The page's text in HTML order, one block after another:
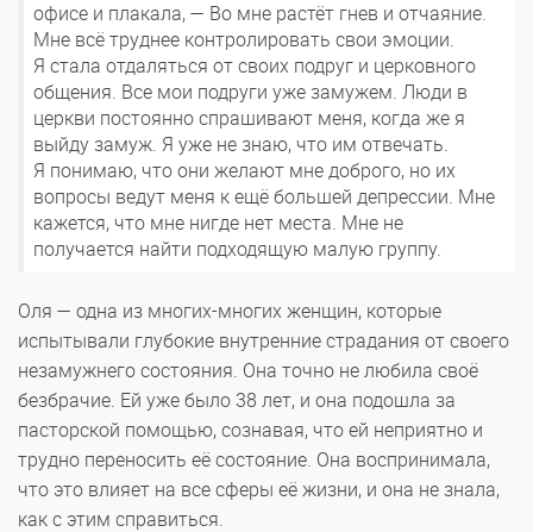
офисе и плакала, — Во мне растёт гнев и отчаяние.
Мне всё труднее контролировать свои эмоции.
Я стала отдаляться от своих подруг и церковного
общения. Все мои подруги уже замужем. Люди в
церкви постоянно спрашивают меня, когда же я
выйду замуж. Я уже не знаю, что им отвечать.
Я понимаю, что они желают мне доброго, но их
вопросы ведут меня к ещё большей депрессии. Мне
кажется, что мне нигде нет места. Мне не
получается найти подходящую малую группу.
Оля — одна из многих-многих женщин, которые
испытывали глубокие внутренние страдания от своего
незамужнего состояния. Она точно не любила своё
безбрачие. Ей уже было 38 лет, и она подошла за
пасторской помощью, сознавая, что ей неприятно и
трудно переносить её состояние. Она воспринимала,
что это влияет на все сферы её жизни, и она не знала,
как с этим справиться.